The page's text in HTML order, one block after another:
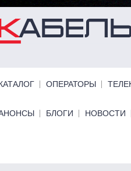
ОПЕРАТОРЫ
Primary links bottom
БЛОГИ НОВОСТИ